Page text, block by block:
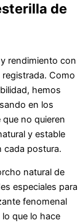
de
rendimiento con
Como
hemos
en los
no quieren
y estable
cada postura.
natural de
especiales para
fenomenal
que lo hace